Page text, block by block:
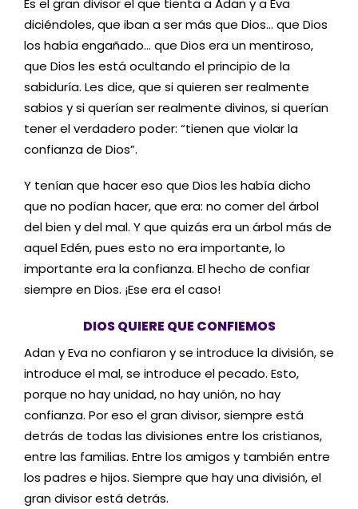
Es el gran divisor el que tienta a Adan y a Eva
diciéndoles, que iban a ser más que Dios… que Dios
los había engañado… que Dios era un mentiroso,
que Dios les está ocultando el principio de la
sabiduría. Les dice, que si quieren ser realmente
sabios y si querían ser realmente divinos, si querían
tener el verdadero poder: “tienen que violar la
confianza de Dios”.
Y tenían que hacer eso que Dios les había dicho
que no podían hacer, que era: no comer del árbol
del bien y del mal. Y que quizás era un árbol más de
aquel Edén, pues esto no era importante, lo
importante era la confianza. El hecho de confiar
siempre en Dios. ¡Ese era el caso!
DIOS QUIERE QUE CONFIEMOS
Adan y Eva no confiaron y se introduce la división, se
introduce el mal, se introduce el pecado. Esto,
porque no hay unidad, no hay unión, no hay
confianza. Por eso el gran divisor, siempre está
detrás de todas las divisiones entre los cristianos,
entre las familias. Entre los amigos y también entre
los padres e hijos. Siempre que hay una división, el
gran divisor está detrás.